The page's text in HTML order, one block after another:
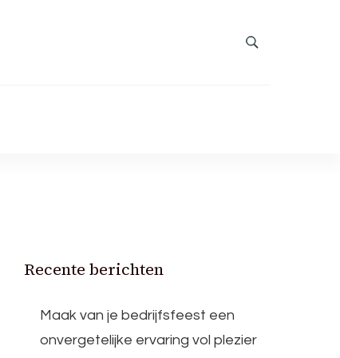
Recente berichten
Maak van je bedrijfsfeest een
onvergetelijke ervaring vol plezier